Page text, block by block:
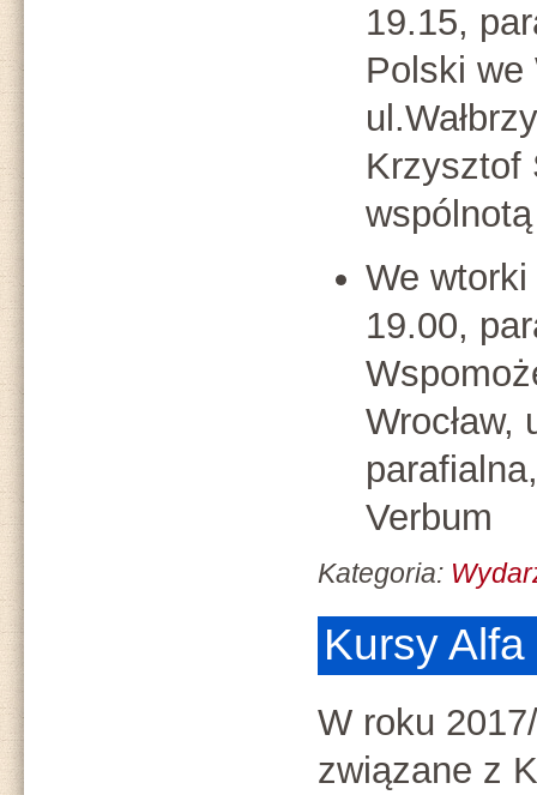
19.15,
Polski we
Krzysztof
We wtorki
19.00,
Verbum
Kategoria:
Kursy
W roku
związane z